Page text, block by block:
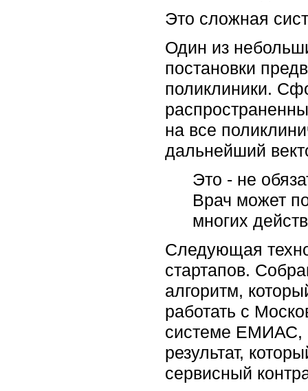
Это сложная
Один из
постановки
поликлиники.
на все
дальнейший
Это - не
Врач может
многих
Следующая
стартапов.
алгоритм,
работать с
системе ЕМИАС,
результат,
сервисный